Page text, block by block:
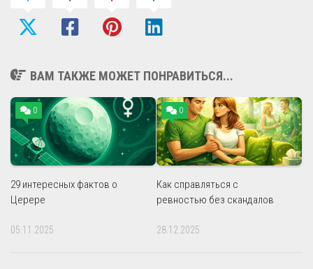
ВАМ ТАКЖЕ МОЖЕТ ПОНРАВИТЬСЯ...
0
29 интересных фактов о
Церере
05.11.2025
0
Как справляться с
ревностью без скандалов
28.12.2025